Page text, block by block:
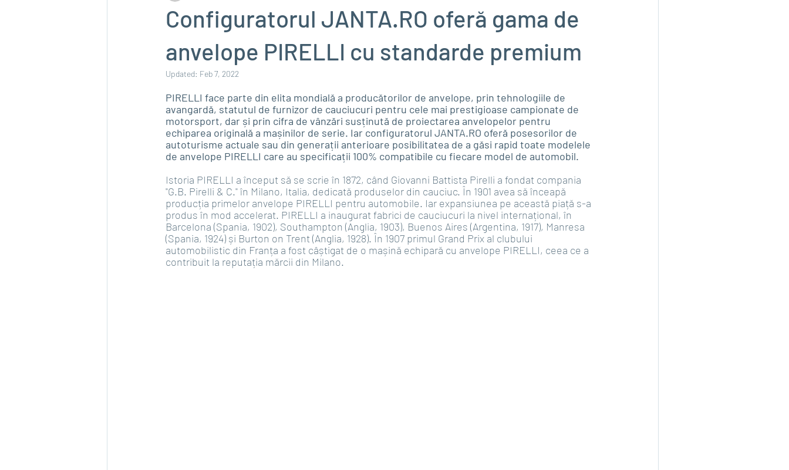
Configuratorul JANTA.RO oferă gama de
anvelope PIRELLI cu standarde premium
Updated: Feb 7, 2022
PIRELLI face parte din elita mondială a producătorilor de anvelope, prin tehnologiile de
avangardă, statutul de furnizor de cauciucuri pentru cele mai prestigioase campionate de
motorsport, dar și prin cifra de vânzări susținută de proiectarea anvelopelor pentru
echiparea originală a mașinilor de serie. Iar configuratorul JANTA.RO oferă posesorilor de
autoturisme actuale sau din generații anterioare posibilitatea de a găsi rapid toate modelele
de anvelope PIRELLI care au specificații 100% compatibile cu fiecare model de automobil.
Istoria PIRELLI a început să se scrie în 1872, când Giovanni Battista Pirelli a fondat compania
"G.B. Pirelli & C." în Milano, Italia, dedicată produselor din cauciuc. În 1901 avea să înceapă
producția primelor anvelope PIRELLI pentru automobile. Iar expansiunea pe această piață s-a
produs în mod accelerat. PIRELLI a inaugurat fabrici de cauciucuri la nivel internațional, în
Barcelona (Spania, 1902), Southampton (Anglia, 1903), Buenos Aires (Argentina, 1917), Manresa
(Spania, 1924) și Burton on Trent (Anglia, 1928). În 1907 primul Grand Prix al clubului
automobilistic din Franța a fost câștigat de o mașină echipară cu anvelope PIRELLI, ceea ce a
contribuit la reputația mărcii din Milano.